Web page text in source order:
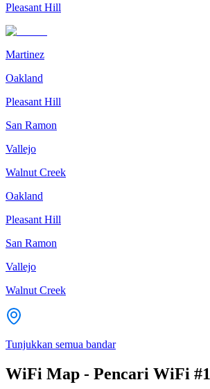
Pleasant Hill
Martinez
Oakland
Pleasant Hill
San Ramon
Vallejo
Walnut Creek
Oakland
Pleasant Hill
San Ramon
Vallejo
Walnut Creek
Tunjukkan semua bandar
WiFi Map - Pencari WiFi #1